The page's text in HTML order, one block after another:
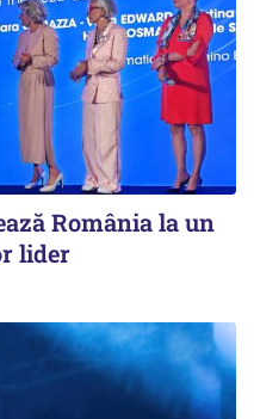
România la un
lider